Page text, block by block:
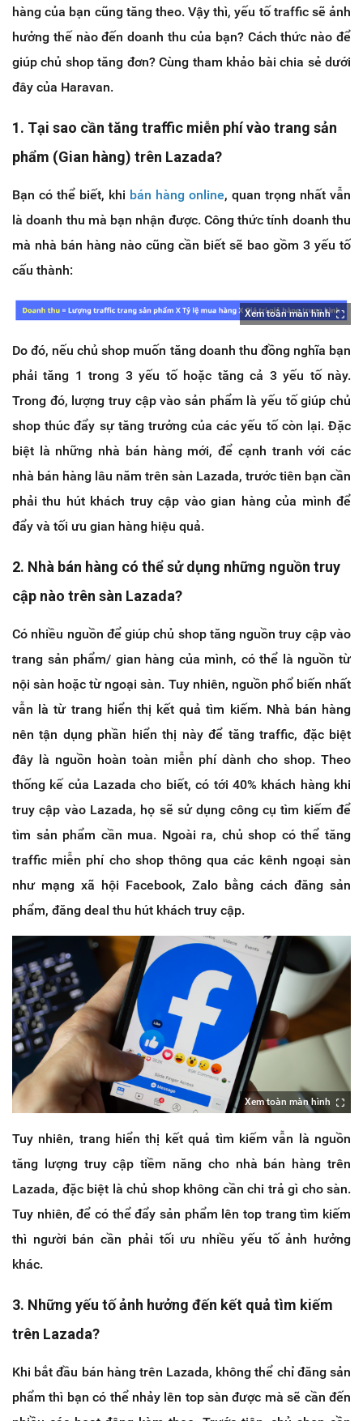
hàng của bạn cũng tăng theo. Vậy thì, yếu tố traffic sẽ ảnh
hưởng thế nào đến doanh thu của bạn? Cách thức nào để
giúp chủ shop tăng đơn? Cùng tham khảo bài chia sẻ dưới
đây của Haravan.
1. Tại sao cần tăng traffic miễn phí vào trang sản
phẩm (Gian hàng) trên Lazada?
Bạn có thể biết, khi bán hàng online, quan trọng nhất vẫn
là doanh thu mà bạn nhận được. Công thức tính doanh thu
mà nhà bán hàng nào cũng cần biết sẽ bao gồm 3 yếu tố
cấu thành:
Xem toàn màn hình
Do đó, nếu chủ shop muốn tăng doanh thu đồng nghĩa bạn
phải tăng 1 trong 3 yếu tố hoặc tăng cả 3 yếu tố này.
Trong đó, lượng truy cập vào sản phẩm là yếu tố giúp chủ
shop thúc đẩy sự tăng trưởng của các yếu tố còn lại. Đặc
biệt là những nhà bán hàng mới, để cạnh tranh với các
nhà bán hàng lâu năm trên sàn Lazada, trước tiên bạn cần
phải thu hút khách truy cập vào gian hàng của mình để
đẩy và tối ưu gian hàng hiệu quả.
2. Nhà bán hàng có thể sử dụng những nguồn truy
cập nào trên sàn Lazada?
Có nhiều nguồn để giúp chủ shop tăng nguồn truy cập vào
trang sản phẩm/ gian hàng của mình, có thể là nguồn từ
nội sàn hoặc từ ngoại sàn. Tuy nhiên, nguồn phổ biến nhất
vẫn là từ trang hiển thị kết quả tìm kiếm. Nhà bán hàng
nên tận dụng phần hiển thị này để tăng traffic, đặc biệt
đây là nguồn hoàn toàn miễn phí dành cho shop. Theo
thống kế của Lazada cho biết, có tới 40% khách hàng khi
truy cập vào Lazada, họ sẽ sử dụng công cụ tìm kiếm để
tìm sản phẩm cần mua. Ngoài ra, chủ shop có thể tăng
traffic miễn phí cho shop thông qua các kênh ngoại sàn
như mạng xã hội Facebook, Zalo bằng cách đăng sản
phẩm, đăng deal thu hút khách truy cập.
Xem toàn màn hình
Tuy nhiên, trang hiển thị kết quả tìm kiếm vẫn là nguồn
tăng lượng truy cập tiềm năng cho nhà bán hàng trên
Lazada, đặc biệt là chủ shop không cần chi trả gì cho sàn.
Tuy nhiên, để có thể đẩy sản phẩm lên top trang tìm kiếm
thì người bán cần phải tối ưu nhiều yếu tố ảnh hưởng
khác.
3. Những yếu tố ảnh hưởng đến kết quả tìm kiếm
trên Lazada?
Khi bắt đầu bán hàng trên Lazada, không thể chỉ đăng sản
phẩm thì bạn có thể nhảy lên top sàn được mà sẽ cần đến